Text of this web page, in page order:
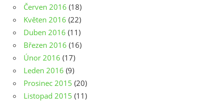
Červen 2016 (18)
Květen 2016 (22)
Duben 2016 (11)
Březen 2016 (16)
Únor 2016 (17)
Leden 2016 (9)
Prosinec 2015 (20)
Listopad 2015 (11)